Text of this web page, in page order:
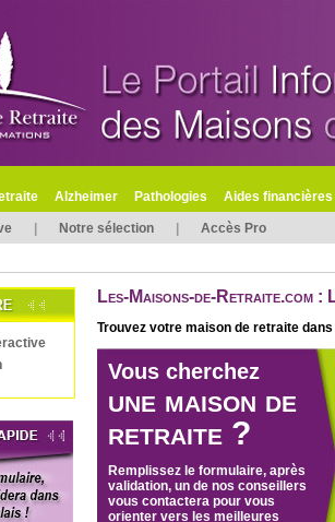
Alzheimer Pathologies Aides financières
Notre sélection Accès Pro
Les-Maisons-de-Retraite.com
Trouvez votre maison de retraite
Vous cherchez
une maison de
retraite ?
Remplissez le formulaire, après
validation, un de nos conseillers
vous contactera pour vous
orienter vers les meilleures